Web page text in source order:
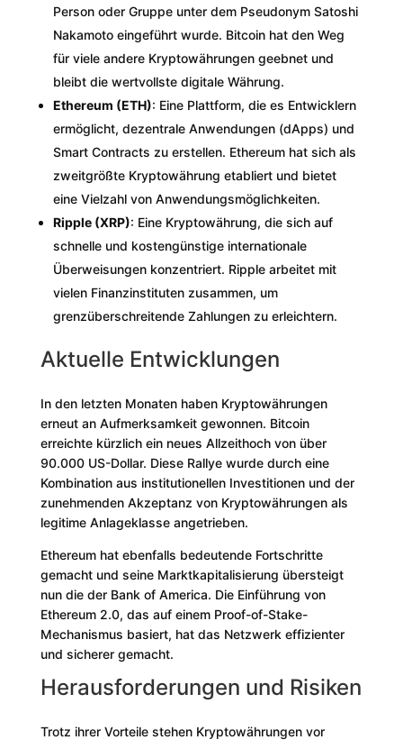
Person oder Gruppe unter dem Pseudonym Satoshi
Nakamoto eingeführt wurde. Bitcoin hat den Weg
für viele andere Kryptowährungen geebnet und
bleibt die wertvollste digitale Währung.
Ethereum (ETH): Eine Plattform, die es Entwicklern
ermöglicht, dezentrale Anwendungen (dApps) und
Smart Contracts zu erstellen. Ethereum hat sich als
zweitgrößte Kryptowährung etabliert und bietet
eine Vielzahl von Anwendungsmöglichkeiten.
Ripple (XRP): Eine Kryptowährung, die sich auf
schnelle und kostengünstige internationale
Überweisungen konzentriert. Ripple arbeitet mit
vielen Finanzinstituten zusammen, um
grenzüberschreitende Zahlungen zu erleichtern.
Aktuelle Entwicklungen
In den letzten Monaten haben Kryptowährungen
erneut an Aufmerksamkeit gewonnen. Bitcoin
erreichte kürzlich ein neues Allzeithoch von über
90.000 US-Dollar. Diese Rallye wurde durch eine
Kombination aus institutionellen Investitionen und der
zunehmenden Akzeptanz von Kryptowährungen als
legitime Anlageklasse angetrieben.
Ethereum hat ebenfalls bedeutende Fortschritte
gemacht und seine Marktkapitalisierung übersteigt
nun die der Bank of America. Die Einführung von
Ethereum 2.0, das auf einem Proof-of-Stake-
Mechanismus basiert, hat das Netzwerk effizienter
und sicherer gemacht.
Herausforderungen und Risiken
Trotz ihrer Vorteile stehen Kryptowährungen vor